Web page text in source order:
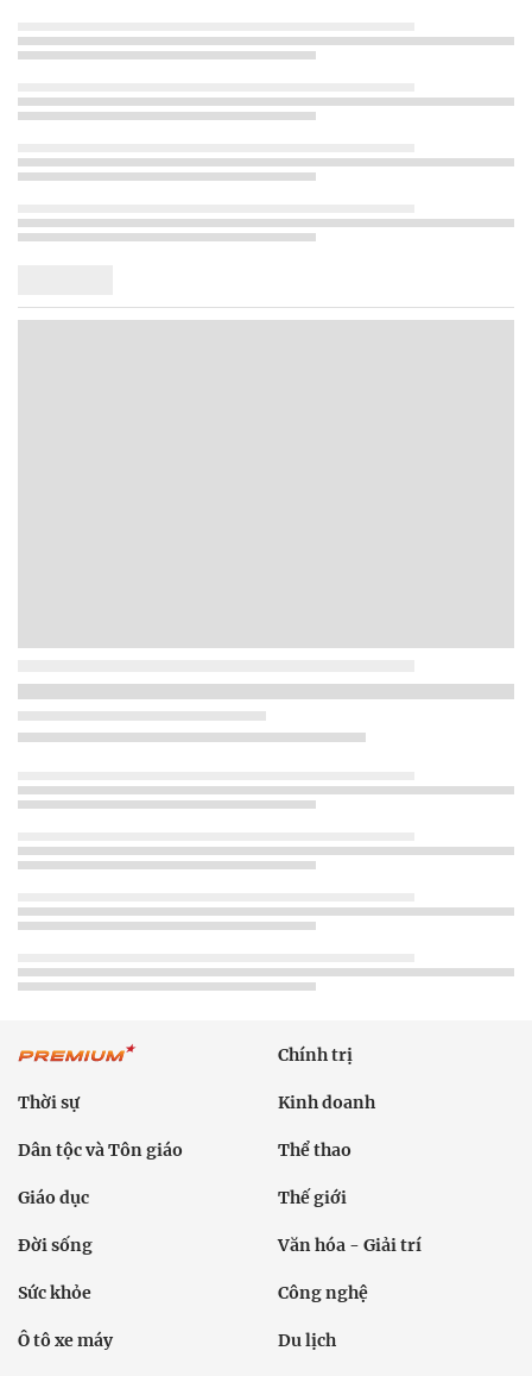
Chính trị
Thời sự Kinh doanh
Dân tộc và Tôn giáo Thể thao
Giáo dục Thế giới
Đời sống Văn hóa - Giải trí
Sức khỏe Công nghệ
Ô tô xe máy Du lịch